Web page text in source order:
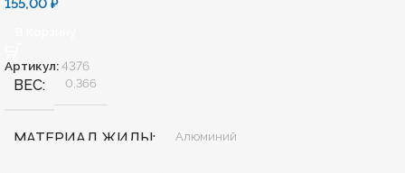
155,00 ₽
Артикул:4376
ВЕС 0,366
МАТЕРИАЛ ЖИЛЫ Алюминий